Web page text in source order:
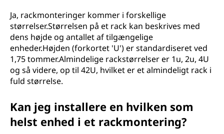
nJa, rackmonteringer kommer i forskellige
størrelser.Størrelsen på et rack kan beskrives med
dens højde og antallet af tilgængelige
enheder.Højden (forkortet 'U') er standardiseret ved
1,75 tommer.Almindelige rackstørrelser er 1u, 2u, 4U
og så videre, op til 42U, hvilket er et almindeligt rack i
fuld størrelse.
Kan jeg installere en hvilken som
helst enhed i et rackmontering?